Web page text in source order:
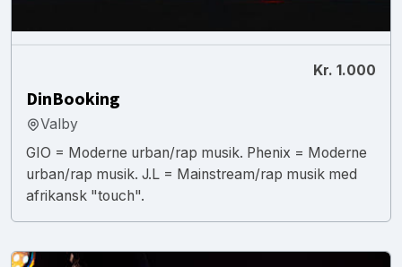
Kr. 1.000
DinBooking
Valby
GIO = Moderne urban/rap musik. Phenix = Moderne
urban/rap musik. J.L = Mainstream/rap musik med
afrikansk "touch".